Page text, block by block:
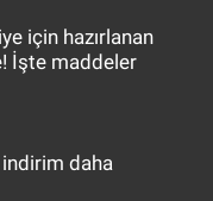
için hazırlanan
İşte maddeler
daha